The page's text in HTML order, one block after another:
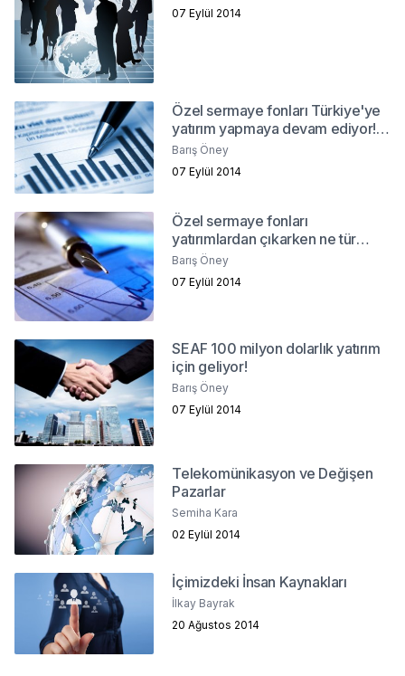
07 Eylül 2014
Özel sermaye fonları Türkiye'ye
yatırım yapmaya devam ediyor!
Neden?
Barış Öney
07 Eylül 2014
Özel sermaye fonları
yatırımlardan çıkarken ne tür
sorunlarla karşılaşıyor?
Barış Öney
07 Eylül 2014
SEAF 100 milyon dolarlık yatırım
için geliyor!
Barış Öney
07 Eylül 2014
Telekomünikasyon ve Değişen
Pazarlar
Semiha Kara
02 Eylül 2014
İçimizdeki İnsan Kaynakları
İlkay Bayrak
20 Ağustos 2014